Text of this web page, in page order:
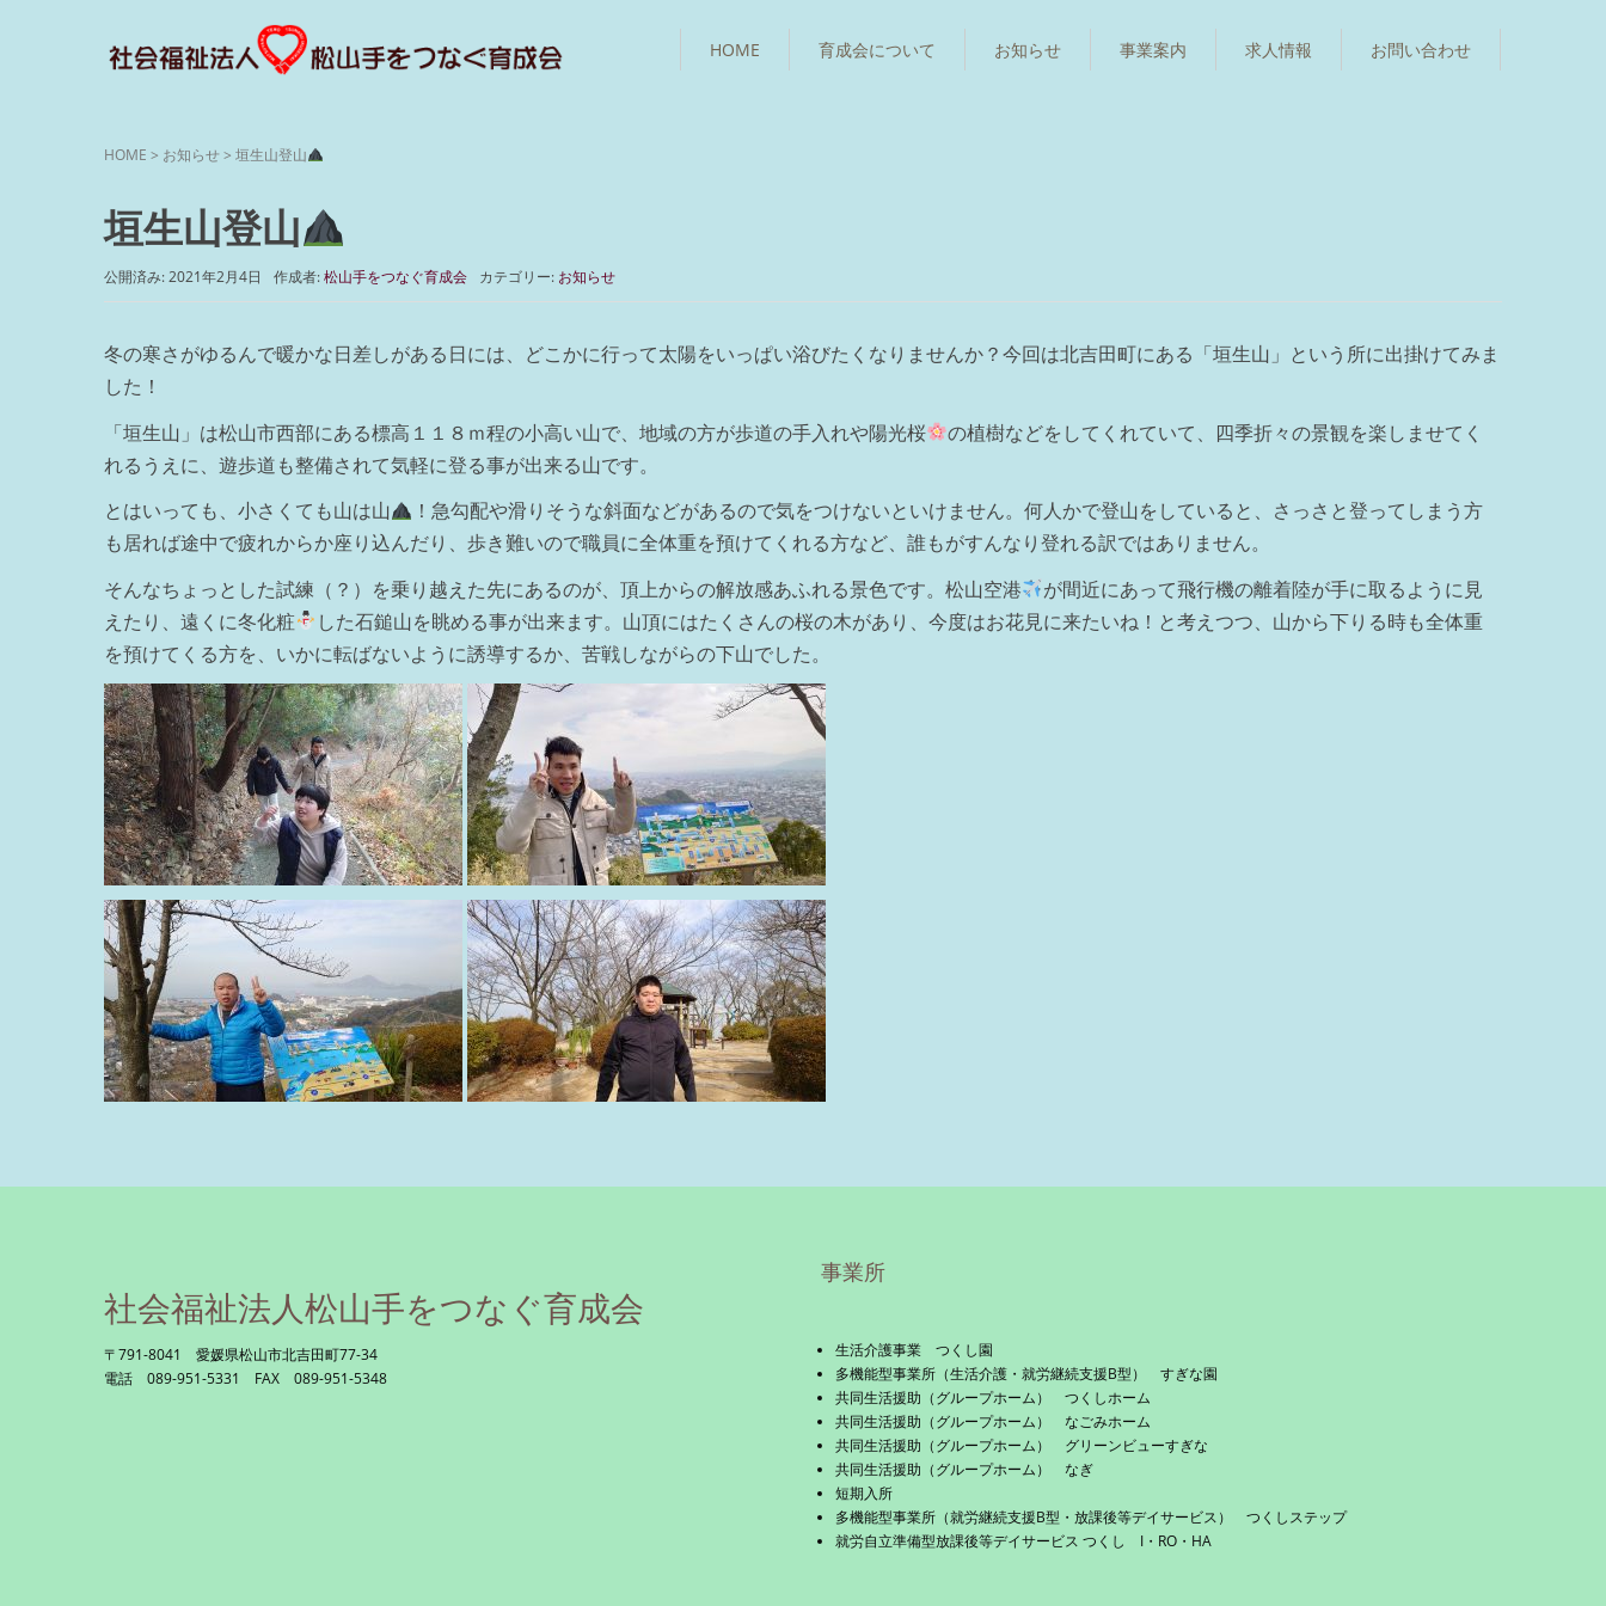
HOME 育成会について お知らせ 事業案内 求人情報 お問い合わせ
HOME > お知らせ> 垣生山登山
垣生山登山
公開済み: 2021年2月4日 作成者:松山手をつなぐ育成会 カテゴリー: お知らせ
冬の寒さがゆるんで暖かな日差しがある日には、どこかに行って太陽をいっぱい浴びたくなりませんか？今回は北吉田町にある「垣生山」という所に出掛けてみま
した！
「垣生山」は松山市西部にある標高１１８ｍ程の小高い山で、地域の方が歩道の手入れや陽光桜
の植樹などをしてくれていて、四季折々の景観を楽しませてく
れるうえに、遊歩道も整備されて気軽に登る事が出来る山です。
とはいっても、小さくても山は山
！急勾配や滑りそうな斜面などがあるので気をつけないといけません。何人かで登山をしていると、さっさと登ってしまう方
も居れば途中で疲れからか座り込んだり、歩き難いので職員に全体重を預けてくれる方など、誰もがすんなり登れる訳ではありません。
そんなちょっとした試練（？）を乗り越えた先にあるのが、頂上からの解放感あふれる景色です。松山空港
が間近にあって飛行機の離着陸が手に取るように見
えたり、遠くに冬化粧
した石鎚山を眺める事が出来ます。山頂にはたくさんの桜の木があり、今度はお花見に来たいね！と考えつつ、山から下りる時も全体重
を預けてくる方を、いかに転ばないように誘導するか、苦戦しながらの下山でした。
社会福祉法人松山手をつなぐ育成会
〒791-8041 愛媛県松山市北吉田町77-34
電話 089-951-5331 FAX 089-951-5348
事業所
生活介護事業 つくし園
多機能型事業所（生活介護・就労継続支援B型） すぎな園
共同生活援助（グループホーム） つくしホーム
共同生活援助（グループホーム） なごみホーム
共同生活援助（グループホーム） グリーンビューすぎな
共同生活援助（グループホーム） なぎ
短期入所
多機能型事業所（就労継続支援B型・放課後等デイサービス） つくしステップ
就労自立準備型放課後等デイサービス つくし I・RO・HA